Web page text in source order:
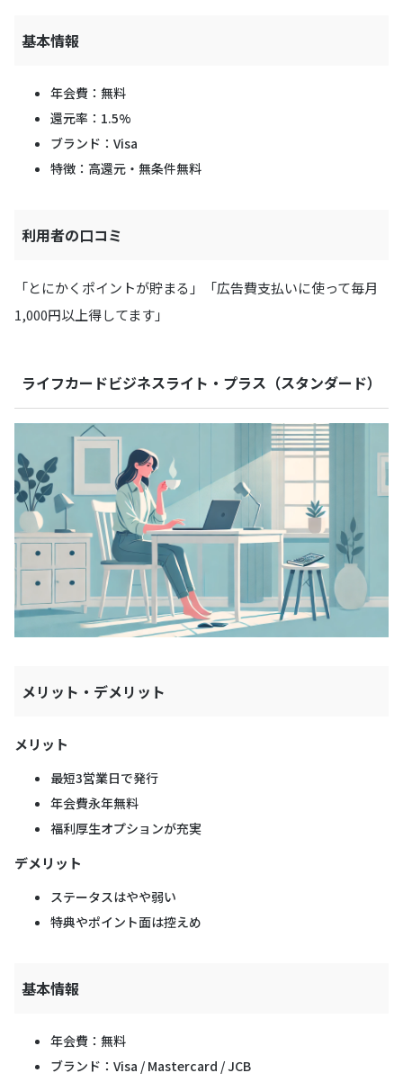
基本情報
年会費：無料
還元率：1.5%
ブランド：Visa
特徴：高還元・無条件無料
利用者の口コミ
「とにかくポイントが貯まる」「広告費支払いに使って毎月
1,000円以上得してます」
ライフカードビジネスライト・プラス（スタンダード）
メリット・デメリット
メリット
最短3営業日で発行
年会費永年無料
福利厚生オプションが充実
デメリット
ステータスはやや弱い
特典やポイント面は控えめ
基本情報
年会費：無料
ブランド：Visa / Mastercard / JCB